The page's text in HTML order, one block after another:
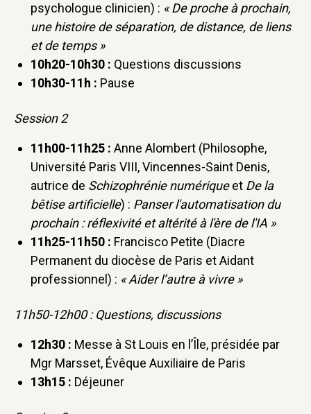
psychologue clinicien) : « De proche à prochain,
une histoire de séparation, de distance, de liens
et de temps »
10h20-10h30 : Questions discussions
10h30-11h : Pause
Session 2
11h00-11h25 : Anne Alombert (Philosophe,
Université Paris VIII, Vincennes-Saint Denis,
autrice de Schizophrénie numériqueet De la
bêtise artificielle) : Panser l'automatisation du
prochain : réflexivité et altérité à l'ère de l'IA »
11h25-11h50 : Francisco Petite (Diacre
Permanent du diocèse de Paris et Aidant
professionnel) : « Aider l’autre à vivre »
11h50-12h00 : Questions, discussions
12h30 : Messe à St Louis en l’Île, présidée par
Mgr Marsset, Évêque Auxiliaire de Paris
13h15 : Déjeuner